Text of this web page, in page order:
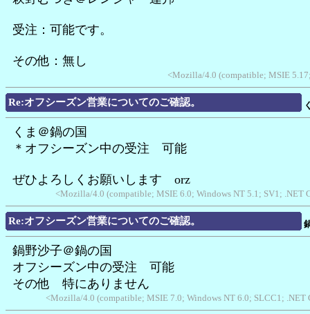
受注：可能です。
その他：無し
<Mozilla/4.0 (compatible; MSIE
Re:オフシーズン営業についてのご確認。
くま＠鍋の国
＊オフシーズン中の受注 可能
ぜひよろしくお願いします orz
<Mozilla/4.0 (compatible; MSIE 6.0; Windows NT 5.1; SV1; .NET
Re:オフシーズン営業についてのご確認。
鍋野沙子＠鍋の国
オフシーズン中の受注 可能
その他 特にありません
<Mozilla/4.0 (compatible; MSIE 7.0; Windows NT 6.0; SLCC1;